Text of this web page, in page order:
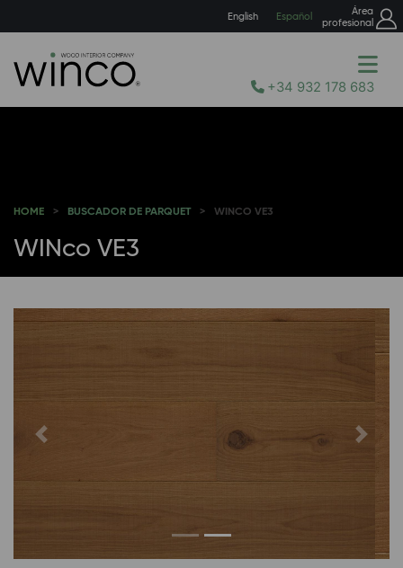
English Español
Área
profesional
+34 932 178 683
HOME BUSCADOR DE PARQUET WINCO VE3
WINco VE3
Previous Next